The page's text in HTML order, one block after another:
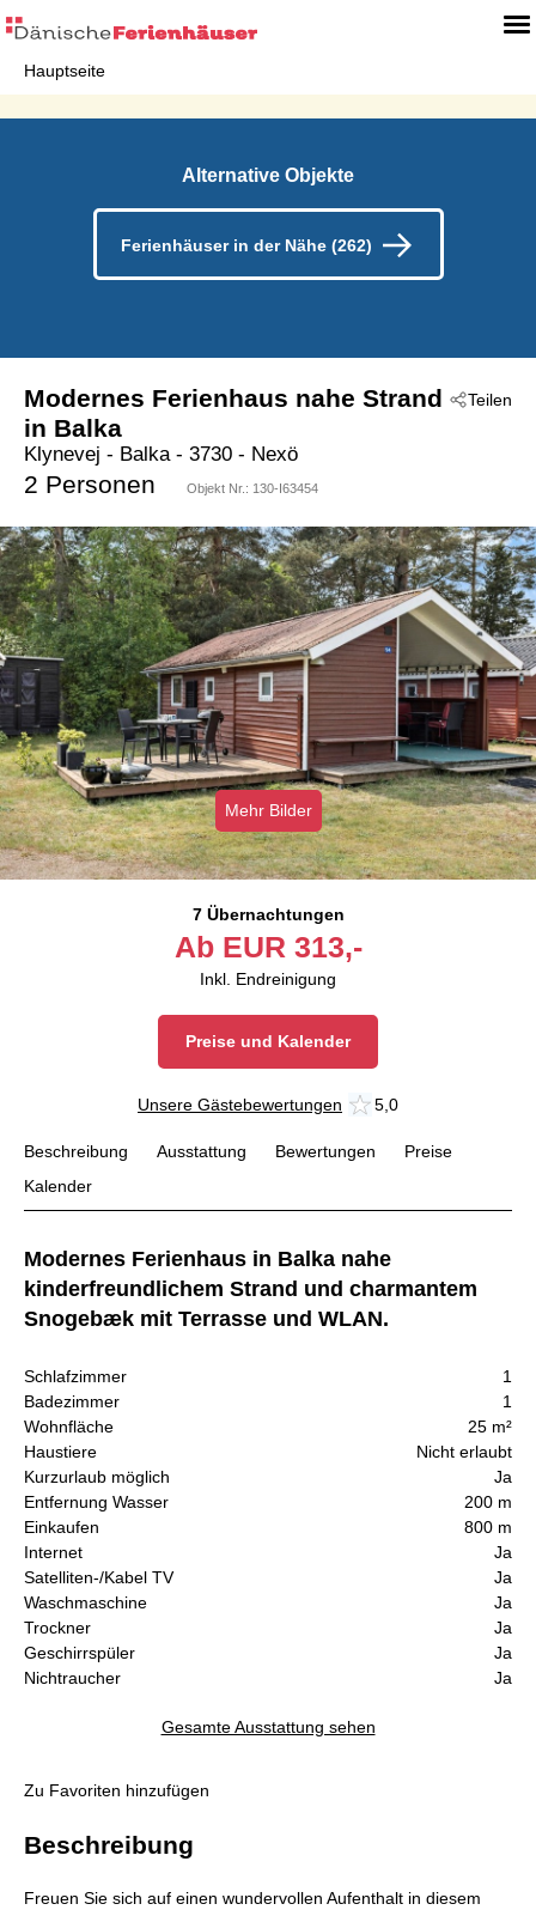
Hauptseite
Alternative Objekte
Ferienhäuser in der Nähe (262)
Teilen
Modernes Ferienhaus nahe Strand
in Balka
Klynevej - Balka - 3730 - Nexö
2 Personen Objekt Nr.: 130-I63454
Mehr Bilder
7 Übernachtungen
Ab EUR 313,-
Inkl. Endreinigung
Preise und Kalender
Unsere Gästebewertungen 5,0
Beschreibung Ausstattung Bewertungen
Preise
Kalender
Modernes Ferienhaus in Balka nahe
kinderfreundlichem Strand und charmantem
Snogebæk mit Terrasse und WLAN.
Schlafzimmer
1
Badezimmer
1
Wohnfläche
25 m²
Haustiere
Nicht erlaubt
Kurzurlaub möglich
Ja
Entfernung Wasser
200 m
Einkaufen
800 m
Internet
Ja
Satelliten-/Kabel TV
Ja
Waschmaschine
Ja
Trockner
Ja
Geschirrspüler
Ja
Nichtraucher
Ja
Gesamte Ausstattung sehen
Zu Favoriten hinzufügen
Beschreibung
Freuen Sie sich auf einen wundervollen Aufenthalt in diesem